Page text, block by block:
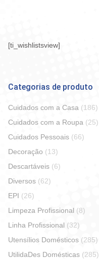
[ti_wishlistsview]
Categorias de produto
Cuidados com a Casa (186)
Cuidados com a Roupa (25)
Cuidados Pessoais (66)
Decoração (13)
Descartáveis (6)
Diversos (62)
EPI (26)
Limpeza Profissional (8)
Linha Profissional (32)
Utensílios Domésticos (285)
UtilidaDes Domésticas (285)